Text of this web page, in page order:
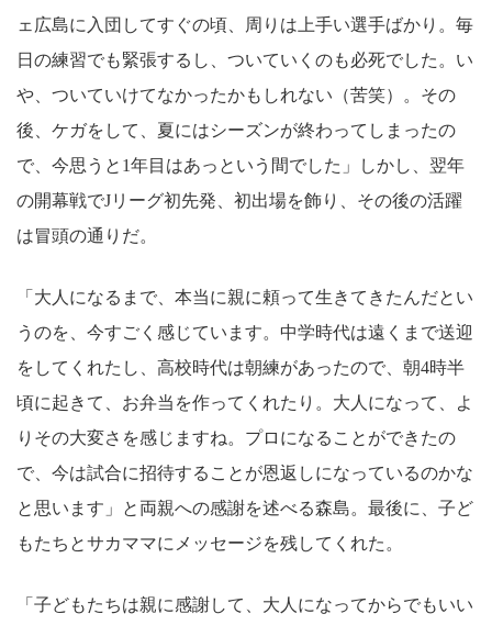
ェ広島に入団してすぐの頃、周りは上手い選手ばかり。毎
日の練習でも緊張するし、ついていくのも必死でした。い
や、ついていけてなかったかもしれない（苦笑）。その
後、ケガをして、夏にはシーズンが終わってしまったの
で、今思うと1年目はあっという間でした」しかし、翌年
の開幕戦でJリーグ初先発、初出場を飾り、その後の活躍
は冒頭の通りだ。
「大人になるまで、本当に親に頼って生きてきたんだとい
うのを、今すごく感じています。中学時代は遠くまで送迎
をしてくれたし、高校時代は朝練があったので、朝4時半
頃に起きて、お弁当を作ってくれたり。大人になって、よ
りその大変さを感じますね。プロになることができたの
で、今は試合に招待することが恩返しになっているのかな
と思います」と両親への感謝を述べる森島。最後に、子ど
もたちとサカママにメッセージを残してくれた。
「子どもたちは親に感謝して、大人になってからでもいい